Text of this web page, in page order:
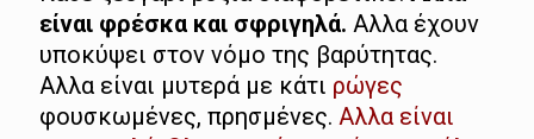
είναι φρέσκα και σφριγηλά. Αλλα έχουν
υποκύψει στον νόμο της βαρύτητας.
Αλλα είναι μυτερά με κάτι ρώγες
φουσκωμένες, πρησμένες. Αλλα είναι